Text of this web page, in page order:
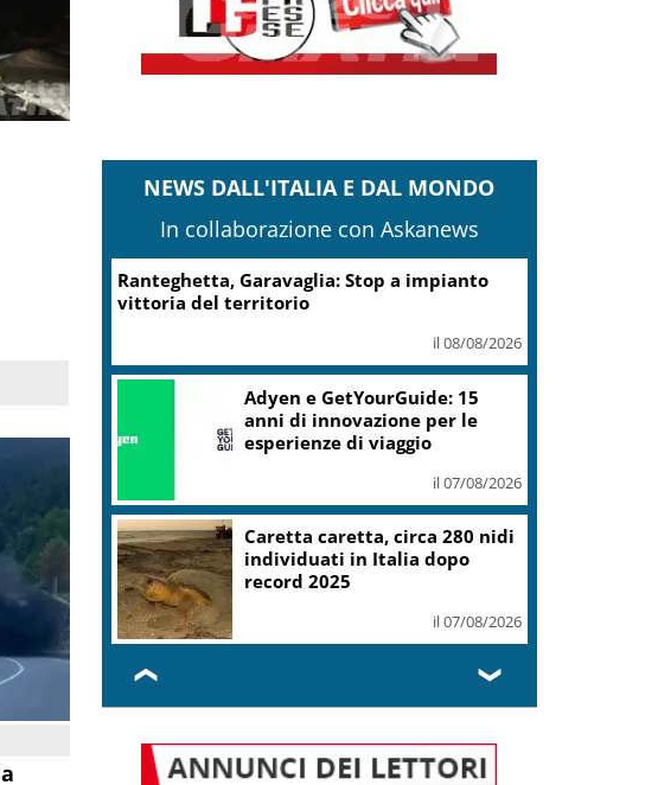
NEWS DALL'ITALIA E DAL MONDO
In collaborazione con Askanews
Turismo, Osservatorio
Telepass: +20% di interesse
il 07/08/2026
Mic, Liguria: 5,8 mln da piano Grandi
Progetti Beni Culturali
il 07/08/2026
Mondiali Wakeboard: primo
oro è azzurro, Noa Gualtieri
campione Under 14
il 07/08/2026
❮ ❯